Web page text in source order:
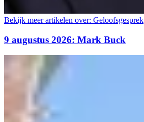
Bekijk meer artikelen over: Geloofsgesprek
9 augustus 2026: Mark Buck